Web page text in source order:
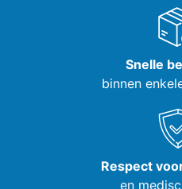
Snelle
binnen
Respect
en